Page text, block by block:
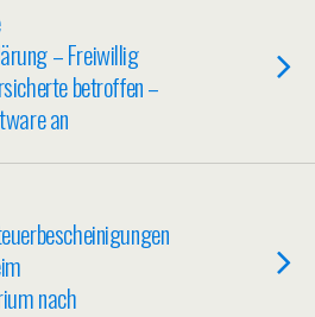
– Freiwillig
betroffen –
an
nach